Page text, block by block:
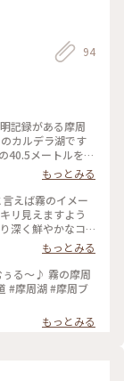
したv(｡･ω･｡)ｨｪｨ
回ほど入れ替わ
#ラビスタ函館
#北海道観光振興
94
カルデラ湖です
なりました👏😊
録はまだ破られ
水に空が映り込
ですが風ビュン
湖の水が減って
くることで水位が
ます👀✨ 、 7000
された環境で特殊
、 展望台は2022
周湖
ありません🙅‍♂️
地じゃないので
もっとみる
えば霧のイメー
リ見えますよう
深く鮮やかなコ
ものだそう。霧で
私も見えない気が
親にも見せたい
もっとみる
#摩周湖 #摩周ブ
もっとみる